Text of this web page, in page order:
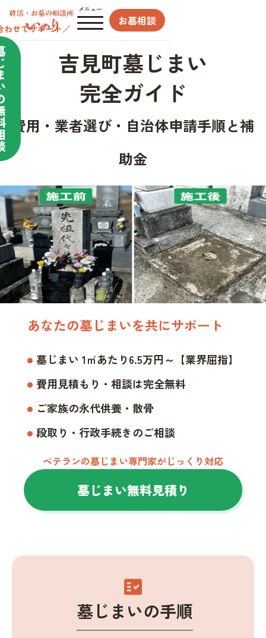
メニュー
お墓相談
わせてサポート／
吉見町墓じまい
完全ガイド
費用・業者選び・自治体申請手順と補
助金
あなたの墓じまいを共にサポート
墓じまい 1㎡あたり6.5万円～【業界屈指】
費用見積もり・相談は完全無料
ご家族の永代供養・散骨
段取り・行政手続きのご相談
ベテランの墓じまい専門家がじっくり対応
墓じまい無料見積り
fact_check
墓じまいの手順